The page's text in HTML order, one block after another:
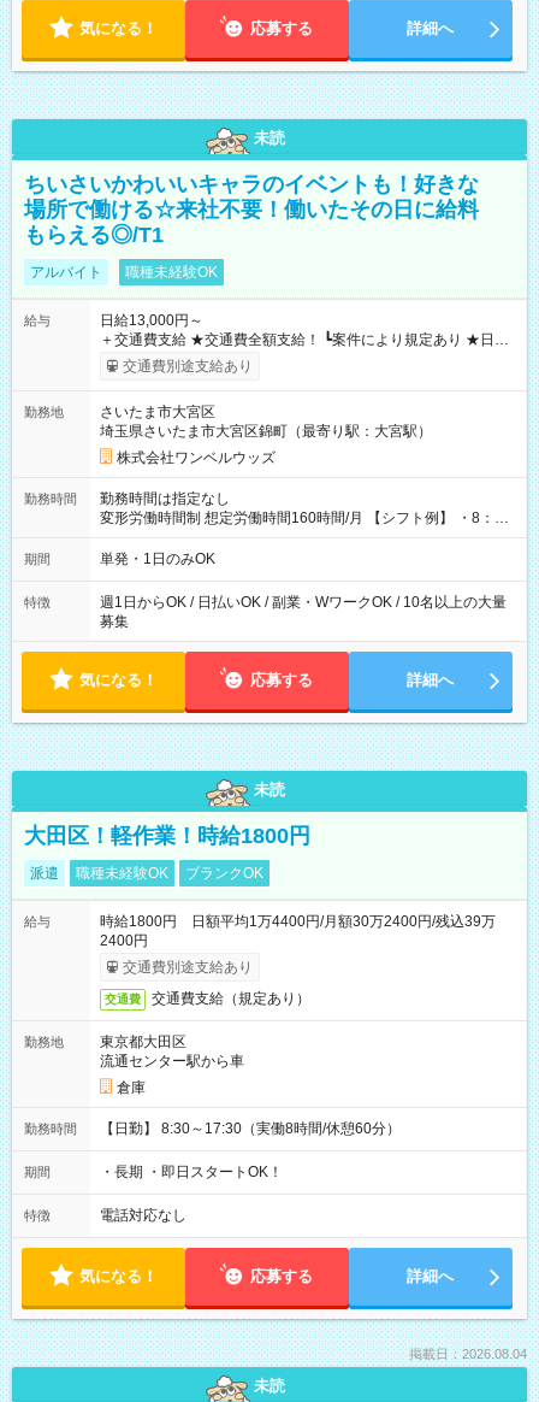
気になる！ 応募する 詳細へ
未読
ちいさいかわいいキャラのイベントも！好きな
場所で働ける☆来社不要！働いたその日に給料
もらえる◎/T1
アルバイト 職種未経験OK
給与
日給13,000円～
＋交通費支給 ★交通費全額支給！ ┗案件により規定あり ★日払
いOK！（規定あり） ┗働いたその日に現金GET♪ お仕事後はコ
ンビニATMから 日払い分を引き落とせます！ 【試用期間】試
交通費別途支給あり
勤務地
さいたま市大宮区
埼玉県さいたま市大宮区錦町（最寄り駅：大宮駅）
株式会社ワンベルウッズ
勤務時間
勤務時間は指定なし
変形労働時間制 想定労働時間160時間/月 【シフト例】 ・8：00
～21：00
期間 単発・1日のみOK
特徴
週1日からOK / 日払いOK / 副業・WワークOK / 10名以上の大量
募集
気になる！ 応募する 詳細へ
未読
大田区！軽作業！時給1800円
派遣 職種未経験OK ブランクOK
給与
時給1800円 日額平均1万4400円/月額30万2400円/残込39万
2400円
交通費別途支給あり
交通費 交通費支給（規定あり）
勤務地
東京都大田区
流通センター駅から車
倉庫
勤務時間 【日勤】 8:30～17:30（実働8時間/休憩60分）
期間 ・長期 ・即日スタートOK！
特徴 電話対応なし
気になる！ 応募する 詳細へ
掲載日：2026.08.04
未読